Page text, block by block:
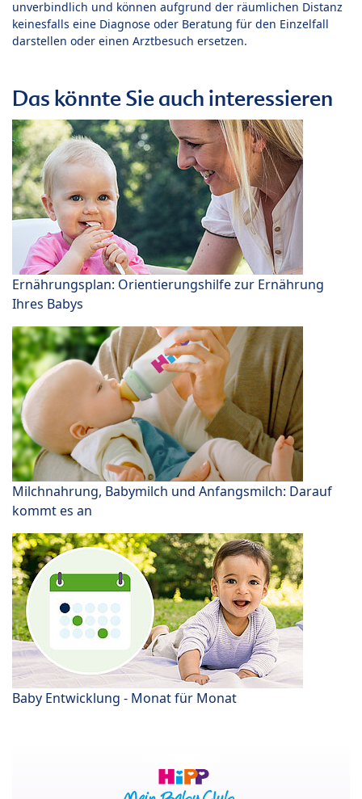
unverbindlich und können aufgrund der räumlichen Distanz
keinesfalls eine Diagnose oder Beratung für den Einzelfall
darstellen oder einen Arztbesuch ersetzen.
Das könnte Sie auch interessieren
Ernährungsplan: Orientierungshilfe zur Ernährung
Ihres Babys
Milchnahrung, Babymilch und Anfangsmilch: Darauf
kommt es an
Baby Entwicklung - Monat für Monat